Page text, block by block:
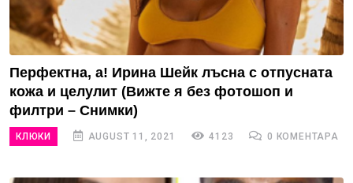
Перфектна, а! Ирина Шейк лъсна с отпусната
кожа и целулит (Вижте я без фотошоп и
филтри – Снимки)
КЛЮКИ AUGUST 11, 2021 4123 0 КОМЕНТАРА